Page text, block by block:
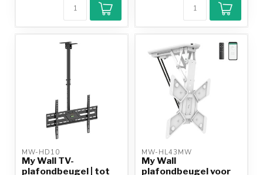
Achteraf
betalen mogelijk
productkennis
MW-HD10
My Wall TV-
plafondbeugel | tot
MW-HL43MW
My Wall
plafondbeugel voor